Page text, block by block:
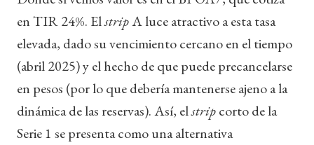
en TIR 24%. ElstripA luce atractivo a esta tasa
elevada, dado su vencimiento cercano en el tiempo
(abril 2025) y el hecho de que puede precancelarse
en pesos (por lo que debería mantenerse ajeno a la
dinámica de las reservas). Así, elstripcorto de la
Serie 1 se presenta como una alternativa